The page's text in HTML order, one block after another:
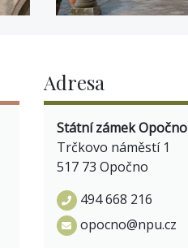
Adresa
Státní zámek Opočno
Trčkovo náměstí 1
517 73 Opočno
494 668 216
opocno@npu.cz